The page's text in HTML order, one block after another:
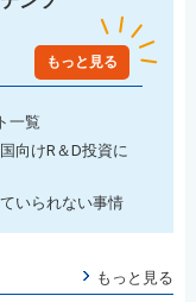
もっと見る
一覧
向けR＆D投資に
いられない事情
もっと見る